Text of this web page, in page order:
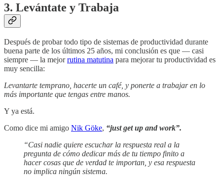
3. Levántate y Trabaja
Después de probar todo tipo de sistemas de productividad durante
buena parte de los últimos 25 años, mi conclusión es que — casi
siempre — la mejorrutina matutina para mejorar tu productividad es
muy sencilla:
Levantarte temprano, hacerte un café, y ponerte a trabajar en lo
más importante que tengas entre manos.
Y ya está.
Como dice mi amigo Nik Göke, “just get up and work”.
“Casi nadie quiere escuchar la respuesta real a la
pregunta de cómo dedicar más de tu tiempo finito a
hacer cosas que de verdad te importan, y esa respuesta
no implica ningún sistema.